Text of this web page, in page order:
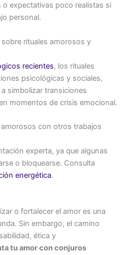
o expectativas poco realistas si
personal.
rituales amorosos y
recientes, los rituales
psicológicas y sociales,
simbolizar transiciones
momentos de crisis emocional.
con otros trabajos
experta, ya que algunas
o bloquearse. Consulta
energética.
o fortalecer el amor es una
Sin embargo, el camino
ética y
tu amor con conjuros